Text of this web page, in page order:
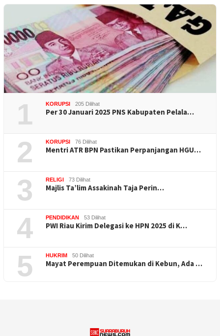
1 KORUPSI 205 Dilihat
Per 30 Januari 2025 PNS Kabupaten Pelala…
2 KORUPSI 76 Dilihat
Mentri ATR BPN Pastikan Perpanjangan HGU…
3 RELIGI 73 Dilihat
Majlis Ta’lim Assakinah Taja Perin…
4 PENDIDIKAN 53 Dilihat
PWI Riau Kirim Delegasi ke HPN 2025 di K…
5 HUKRIM 50 Dilihat
Mayat Perempuan Ditemukan di Kebun, Ada …